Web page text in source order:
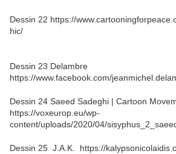
Dessin 22 https://
hic/
Dessin 23 Delambre
https://www.facebook.com/
Dessin 24 Saeed Sadeghi | Cartoon
https://voxeurop.eu/wp-
content/uploads/2020/04/
Dessin 25 J.A.K. https://